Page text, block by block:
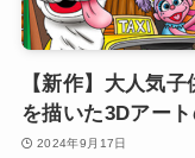
【新作】大人気
を描いた3Dアート
2024年9月17日